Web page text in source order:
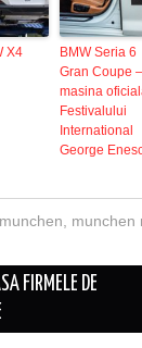
X4
BMW Seria 6
Gran Coupe –
masina
Festivalului
International
George
munchen munchen
FIRMELE DE